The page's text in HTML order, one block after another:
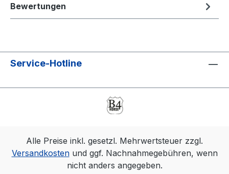
Bewertungen
Service-Hotline
Alle Preise inkl. gesetzl. Mehrwertsteuer zzgl.
Versandkostenund ggf. Nachnahmegebühren, wenn
nicht anders angegeben.